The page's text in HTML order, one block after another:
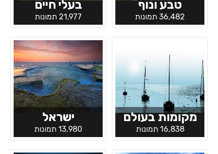
טבע ונוף
36,482 תמונות
בעלי חיים
21,977 תמונות
מקומות בעולם
16,838 תמונות
ישראל
13,980 תמונות